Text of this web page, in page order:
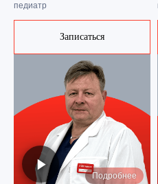
педиатр
Записаться
Подробнее